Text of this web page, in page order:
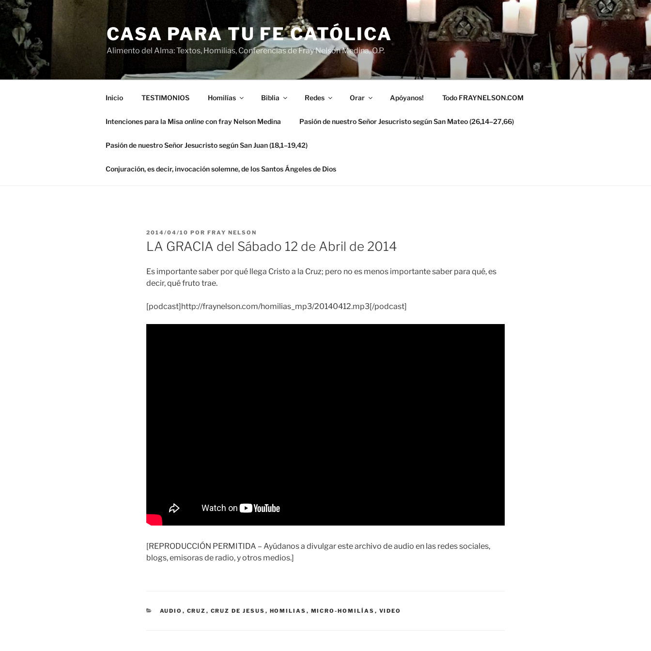
Saltar
contenido
CASA PARA TU FE CATÓLICA
Alimento del Alma: Textos, Homilias, Conferencias de Fray Nelson Medina, O.P.
Inicio TESTIMONIOS Homilías Biblia Redes Orar Apóyanos! Todo FRAYNELSON.COM
Intenciones para la Misa onlinecon fray Nelson Medina Pasión de nuestro Señor Jesucristo según San Mateo (26,14–27,66)
Pasión de nuestro Señor Jesucristo según San Juan (18,1–19,42)
Conjuración, es decir, invocación solemne, de los Santos Ángeles de Dios
PUBLICADO
EL
2014/04/10 POR FRAY NELSON
LA GRACIA del Sábado 12 de Abril de 2014
Es importante saber por qué llega Cristo a la Cruz; pero no es menos importante saber para qué, es
decir, qué fruto trae.
[podcast]http://fraynelson.com/homilias_mp3/20140412.mp3[/podcast]
[REPRODUCCIÓN PERMITIDA – Ayúdanos a divulgar este archivo de audio en las redes sociales,
blogs, emisoras de radio, y otros medios.]
CATEGORÍAS
AUDIO , CRUZ , CRUZ DE JESUS , HOMILIAS , MICRO-HOMILÍAS , VIDEO